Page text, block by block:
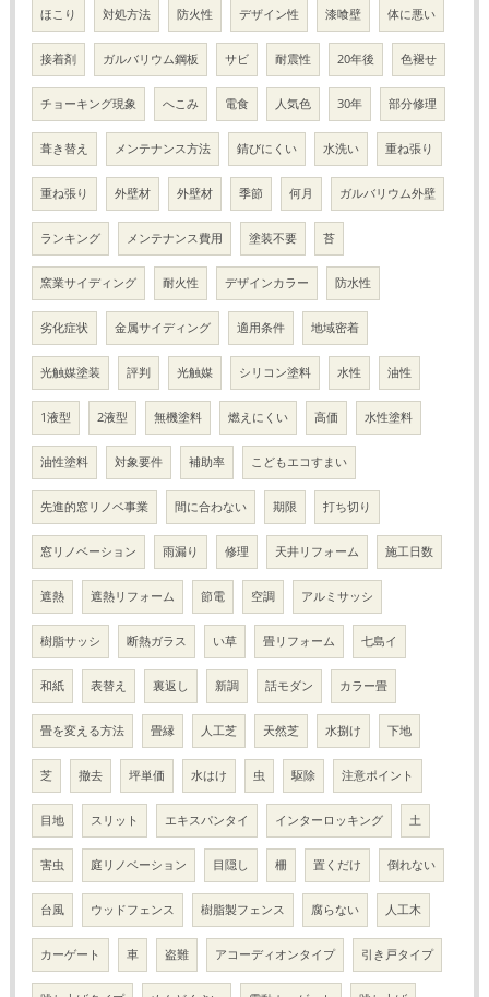
ほこり 対処方法 防火性 デザイン性 漆喰壁 体に悪い
接着剤 ガルバリウム鋼板 サビ 耐震性 20年後 色褪せ
チョーキング現象 へこみ 電食 人気色 30年 部分修理
葺き替え メンテナンス方法 錆びにくい 水洗い 重ね張り
重ね張り 外壁材 外壁材 季節 何月 ガルバリウム外壁
ランキング メンテナンス費用 塗装不要 苔
窯業サイディング 耐火性 デザインカラー 防水性
劣化症状 金属サイディング 適用条件 地域密着
光触媒塗装 評判 光触媒 シリコン塗料 水性 油性
1液型 2液型 無機塗料 燃えにくい 高価 水性塗料
油性塗料 対象要件 補助率 こどもエコすまい
先進的窓リノベ事業 間に合わない 期限 打ち切り
窓リノベーション 雨漏り 修理 天井リフォーム 施工日数
遮熱 遮熱リフォーム 節電 空調 アルミサッシ
樹脂サッシ 断熱ガラス い草 畳リフォーム 七島イ
和紙 表替え 裏返し 新調 話モダン カラー畳
畳を変える方法 畳縁 人工芝 天然芝 水捌け 下地
芝 撤去 坪単価 水はけ 虫 駆除 注意ポイント
目地 スリット エキスパンタイ インターロッキング 土
害虫 庭リノベーション 目隠し 柵 置くだけ 倒れない
台風 ウッドフェンス 樹脂製フェンス 腐らない 人工木
カーゲート 車 盗難 アコーディオンタイプ 引き戸タイプ